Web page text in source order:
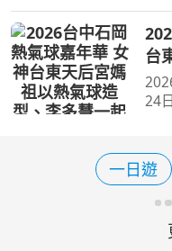
色
林
劃
台
多
24
球
灣
一日遊